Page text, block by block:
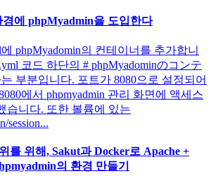
경에 phpMyadmin을 도입한다
에 phpMyadomin의 컨테이너를 추가합니
코드 하단의 # phpMyadominのコンテ
부분입니다. 포트가 8080으로 설정되어
에서 phpmyadmin 관리 화면에 액세스
습니다. 또한 볼륨에 있는
session...
를 위해, Sakut과 Docker로 Apache +
의 환경 만들기